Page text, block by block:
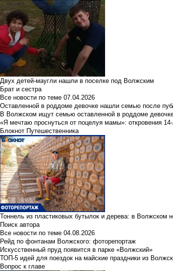
Двух детей-маугли нашли в поселке под Волжским
Брат и сестра
Все новости по теме 07.04.2026
Оставленной в роддоме девочке нашли семью после
В Волжском ищут семью оставленной в роддоме
«Я мечтаю проснуться от поцелуя мамы»: откровения
Блокнот Путешественника
Тоннель из пластиковых бутылок и дерева: в Волжском
Поиск автора
Все новости по теме 04.08.2026
Рейд по фонтанам Волжского: фоторепортаж
Искусственный пруд появится в парке «Волжский»
ТОП-5 идей для поездок на майские праздники из
Вопрос к главе